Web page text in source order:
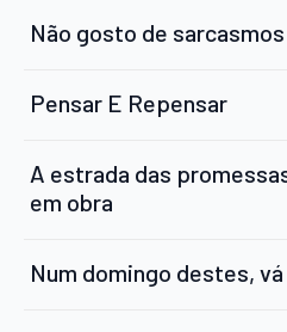
Não gosto de sarcasmos
Pensar E Repensar
A estrada das
em obra
Num domingo destes, vá